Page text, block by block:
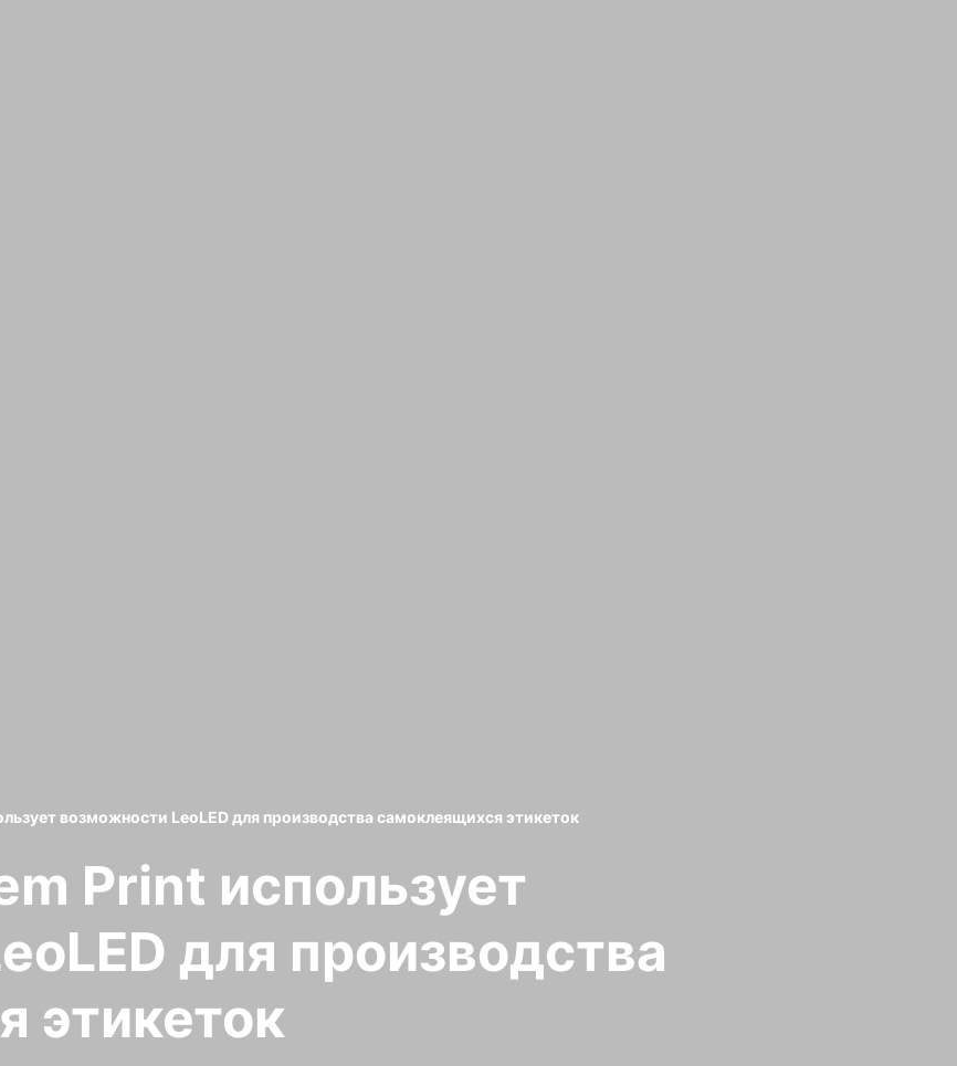
возможности LeoLED для производства самоклеящихся этикеток
Print использует
для производства
этикеток